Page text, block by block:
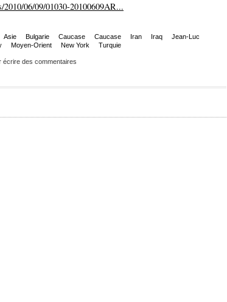
06/09/01030-20100609AR...
Asie Bulgarie Caucase Caucase Iran Iraq
Jean-Luc
Moyen-Orient New York Turquie
écrire des commentaires